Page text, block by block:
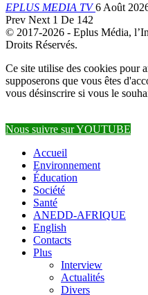
EPLUS MEDIA TV6 Août
Prev Next 1 De 142
© 2017-2026 - Eplus Média,
Droits Réservés.
Ce site utilise des cookies pour
supposerons que vous êtes
vous désinscrire si vous le
Nous suivre sur YOUTUBE
Accueil
Environnement
Éducation
Société
Santé
ANEDD-AFRIQUE
English
Contacts
Plus
Interview
Actualités
Divers